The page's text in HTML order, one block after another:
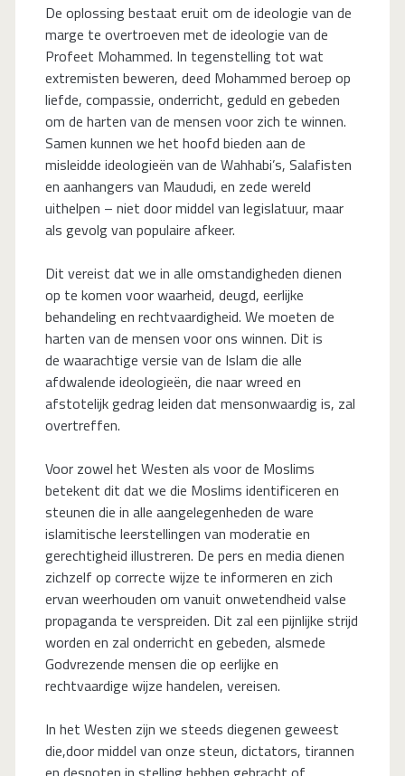
De oplossing bestaat eruit om de ideologie van de
marge te overtroeven met de ideologie van de
Profeet Mohammed. In tegenstelling tot wat
extremisten beweren, deed Mohammed beroep op
liefde, compassie, onderricht, geduld en gebeden
om de harten van de mensen voor zich te winnen.
Samen kunnen we het hoofd bieden aan de
misleidde ideologieën van de Wahhabi’s, Salafisten
en aanhangers van Maududi, en zede wereld
uithelpen – niet door middel van legislatuur, maar
als gevolg van populaire afkeer.
Dit vereist dat we in alle omstandigheden dienen
op te komen voor waarheid, deugd, eerlijke
behandeling en rechtvaardigheid. We moeten de
harten van de mensen voor ons winnen. Dit is
de waarachtige versie van de Islam die alle
afdwalende ideologieën, die naar wreed en
afstotelijk gedrag leiden dat mensonwaardig is, zal
overtreffen.
Voor zowel het Westen als voor de Moslims
betekent dit dat we die Moslims identificeren en
steunen die in alle aangelegenheden de ware
islamitische leerstellingen van moderatie en
gerechtigheid illustreren. De pers en media dienen
zichzelf op correcte wijze te informeren en zich
ervan weerhouden om vanuit onwetendheid valse
propaganda te verspreiden. Dit zal een pijnlijke strijd
worden en zal onderricht en gebeden, alsmede
Godvrezende mensen die op eerlijke en
rechtvaardige wijze handelen, vereisen.
In het Westen zijn we steeds diegenen geweest
die,door middel van onze steun, dictators, tirannen